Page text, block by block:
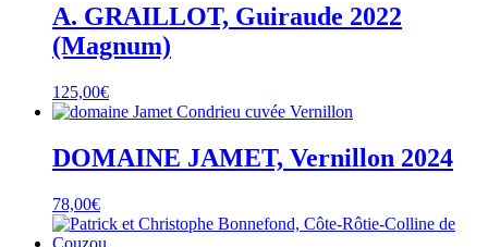
A. GRAILLOT, Guiraude 2022
(Magnum)
125,00€
DOMAINE JAMET, Vernillon 2024
78,00€